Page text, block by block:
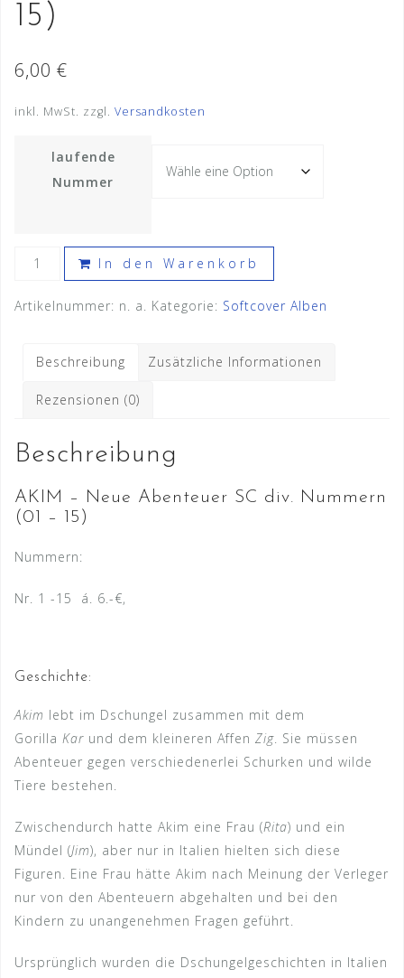
15)
6,00 €
inkl. MwSt. zzgl. Versandkosten
laufende
Nummer
AKIM
Neue
Nummern
-
Menge
In den Warenkorb
Artikelnummer: n. a. Kategorie: Softcover Alben
Beschreibung Zusätzliche Informationen
Rezensionen (0)
Beschreibung
AKIM – Neue Abenteuer SC div. Nummern
(01 – 15)
Nummern:
Nr. 1 -15 á. 6.-€,
Geschichte:
Akim lebt im Dschungel zusammen mit dem
Gorilla Kar und dem kleineren Affen Zig. Sie müssen
Abenteuer gegen verschiedenerlei Schurken und wilde
Tiere bestehen.
Zwischendurch hatte Akim eine Frau (Rita) und ein
Mündel (Jim), aber nur in Italien hielten sich diese
Figuren. Eine Frau hätte Akim nach Meinung der Verleger
nur von den Abenteuern abgehalten und bei den
Kindern zu unangenehmen Fragen geführt.
Ursprünglich wurden die Dschungelgeschichten in Italien